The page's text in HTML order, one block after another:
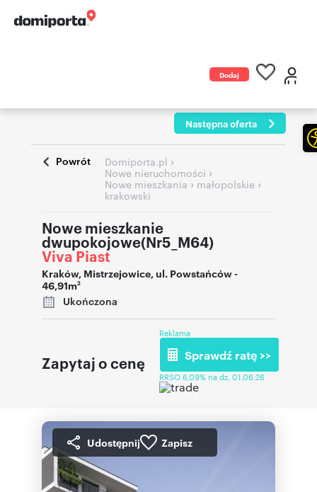
Dodaj
Następna oferta
Powrót Domiporta.pl ›
Nowe nieruchomości ›
Nowe mieszkania › małopolskie ›
krakowski
Nowe mieszkanie
dwupokojowe(Nr5_M64)
Viva Piast
Kraków, Mistrzejowice, ul. Powstańców-
46,91m2
Ukończona
Zapytaj o cenę
Reklama
Sprawdź ratę >>
RRSO 6,09% na dz. 01.06.26
Udostępnij Zapisz